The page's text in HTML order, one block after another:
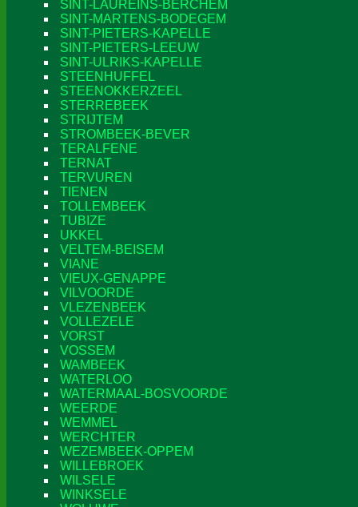
SINT-LAUREINS-BERCHEM
SINT-MARTENS-BODEGEM
SINT-PIETERS-KAPELLE
SINT-PIETERS-LEEUW
SINT-ULRIKS-KAPELLE
STEENHUFFEL
STEENOKKERZEEL
STERREBEEK
STRIJTEM
STROMBEEK-BEVER
TERALFENE
TERNAT
TERVUREN
TIENEN
TOLLEMBEEK
TUBIZE
UKKEL
VELTEM-BEISEM
VIANE
VIEUX-GENAPPE
VILVOORDE
VLEZENBEEK
VOLLEZELE
VORST
VOSSEM
WAMBEEK
WATERLOO
WATERMAAL-BOSVOORDE
WEERDE
WEMMEL
WERCHTER
WEZEMBEEK-OPPEM
WILLEBROEK
WILSELE
WINKSELE